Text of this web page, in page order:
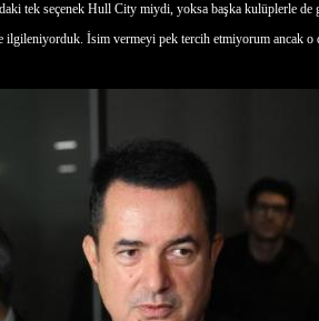
tek seçenek Hull City miydi, yoksa başka kulüplerle de
İsim vermeyi pek tercih etmiyorum ancak